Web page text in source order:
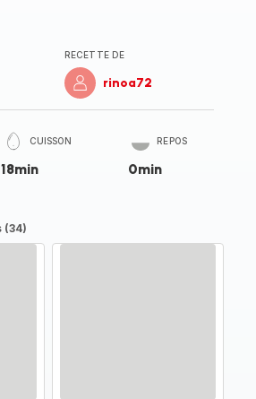
RECETTE DE
rinoa72
CUISSON
18min
REPOS
0min
(34)